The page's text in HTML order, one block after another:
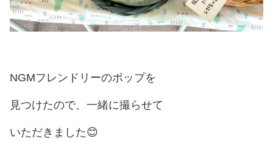
NGMフレンドリーのポップを
見つけたので、一緒に撮らせて
いただきました😊